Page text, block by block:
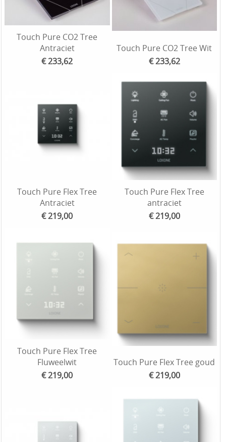
Touch Pure CO2 Tree
Antraciet
€ 233,62
Touch Pure CO2 Tree Wit
€ 233,62
Touch Pure Flex Tree
Antraciet
€ 219,00
Touch Pure Flex Tree
antraciet
€ 219,00
Touch Pure Flex Tree
Fluweelwit
€ 219,00
Touch Pure Flex Tree goud
€ 219,00